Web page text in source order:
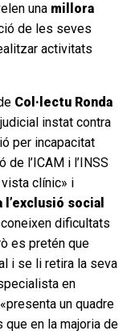
una millora
de les seves
activitats
Col·lectu Ronda
instat contra
per incapacitat
de l’ICAM i l’INSS
clínic» i
l’exclusió social
dificultats
es pretén que
i se li retira la seva
en
un quadre
en la majoria de